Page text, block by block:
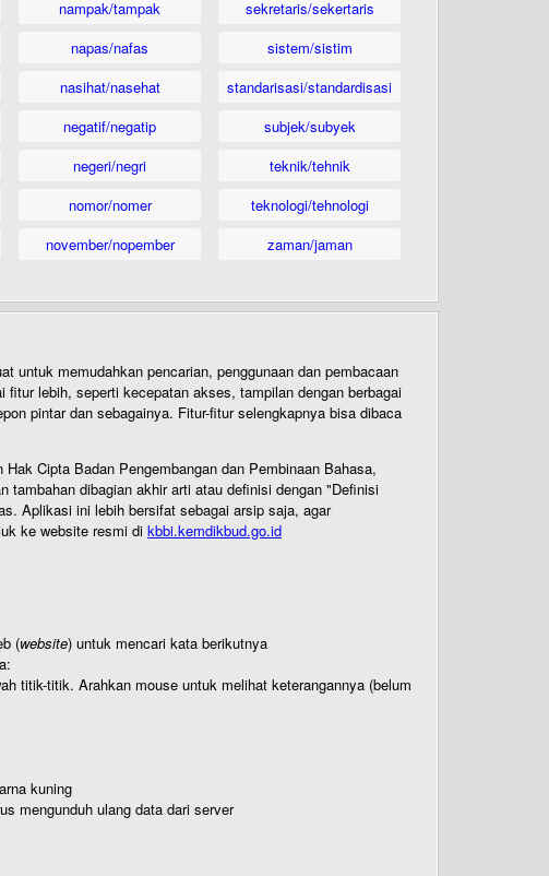
nampak/tampak
napas/nafas
nasihat/nasehat
negatif/negatip
negeri/negri
nomor/nomer
november/nopember
sekretaris/sekertaris
sistem/sistim
standarisasi/standardisasi
subjek/subyek
teknik/tehnik
teknologi/tehnologi
zaman/jaman
untuk memudahkan pencarian, penggunaan dan pembacaan
lebih, seperti kecepatan akses, tampilan dengan berbagai
pintar dan sebagainya. Fitur-fitur selengkapnya bisa dibaca
Cipta Badan Pengembangan dan Pembinaan Bahasa,
tambahan dibagian akhir arti atau definisi dengan "Definisi
Aplikasi ini lebih bersifat sebagai arsip saja, agar
ke website resmi di kbbi.kemdikbud.go.id
(website) untuk mencari kata berikutnya
titik-titik. Arahkan mouse untuk melihat keterangannya (belum
kuning
mengunduh ulang data dari server